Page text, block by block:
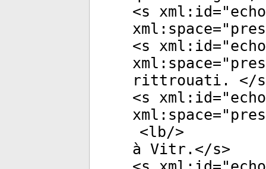
<s xml:id="
xml:space="
<s xml:id="
xml:space="
rittrouati. </s
<s xml:id="
xml:space="
<lb/>
à Vitr.</s>